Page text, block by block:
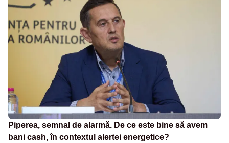
Piperea, semnal de alarmă. De ce este bine să avem
bani cash, în contextul alertei energetice?